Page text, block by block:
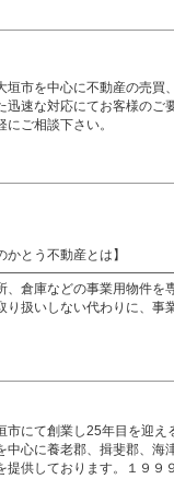
市を中心に不動産の売買
迅速な対応にてお客様のご
ご相談下さい。
かとう不動産とは】
、倉庫などの事業用物件を
り扱いしない代わりに、事
市にて創業し25年目を迎え
中心に養老郡、揖斐郡、海
提供しております。１９９